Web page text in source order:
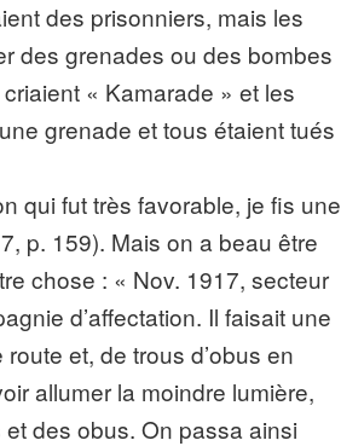
des prisonniers, mais les
des grenades ou des bombes
« Kamarade » et les
grenade et tous étaient tués
qui fut très favorable, je fis une
p. 159). Mais on a beau être
chose : « Nov. 1917, secteur
d’affectation. Il faisait une
et, de trous d’obus en
allumer la moindre lumière,
des obus. On passa ainsi